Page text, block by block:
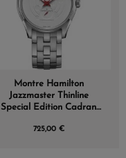
Montre Hamilton
Jazzmaster Thinline
Special Edition Cadran
725,00 €